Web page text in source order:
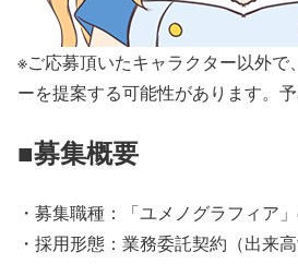
※ご応募頂いたキャラクター以外で
ーを提案する可能性があります。予
■募集概要
・募集職種：「ユメノグラフィア
・採用形態：業務委託契約（出来高